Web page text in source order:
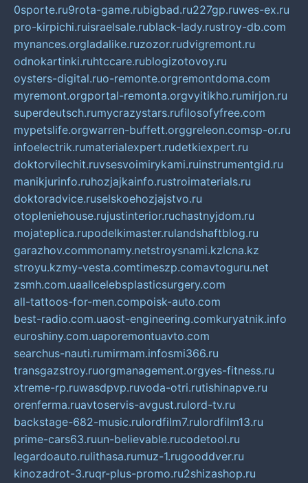
0sporte.ru9rota-game.rubigbad.ru227gp.ruwes-ex.ru
pro-kirpichi.ruisraelsale.rublack-lady.rustroy-db.com
mynances.orgladalike.ruzozor.rudvigremont.ru
odnokartinki.ruhtccare.rublogizotovoy.ru
oysters-digital.ruo-remonte.orgremontdoma.com
myremont.orgportal-remonta.orgvyitikho.rumirjon.ru
superdeutsch.rumycrazystars.rufilosofyfree.com
mypetslife.orgwarren-buffett.orggreleon.comsp-or.ru
infoelectrik.rumaterialexpert.rudetkiexpert.ru
doktorvilechit.ruvsesvoimirykami.ruinstrumentgid.ru
manikjurinfo.ruhozjajkainfo.rustroimaterials.ru
doktoradvice.ruselskoehozjajstvo.ru
otopleniehouse.rujustinterior.ruchastnyjdom.ru
mojateplica.rupodelkimaster.rulandshaftblog.ru
garazhov.commonamy.netstroysnami.kzlcna.kz
stroyu.kzmy-vesta.comtimeszp.comavtoguru.net
zsmh.com.uaallcelebsplasticsurgery.com
all-tattoos-for-men.compoisk-auto.com
best-radio.com.uaost-engineering.comkuryatnik.info
euroshiny.com.uaporemontuavto.com
searchus-nauti.rumirmam.infosmi366.ru
transgazstroy.ruorgmanagement.orgyes-fitness.ru
xtreme-rp.ruwasdpvp.ruvoda-otri.rutishinapve.ru
orenferma.ruavtoservis-avgust.rulord-tv.ru
backstage-682-music.rulordfilm7.rulordfilm13.ru
prime-cars63.ruun-believable.rucodetool.ru
legardoauto.rulithasa.rumuz-1.rugooddver.ru
kinozadrot-3.ruqr-plus-promo.ru2shizashop.ru